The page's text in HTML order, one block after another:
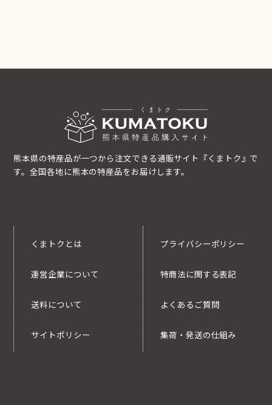
熊本県の特産品が一つから注文できる通販サイト『くまトク』で
す。全国各地に熊本の特産品をお届けします。
くまトクとは
運営企業について
送料について
サイトポリシー
プライバシーポリシー
特商法に関する表記
よくあるご質問
集荷・発送の仕組み